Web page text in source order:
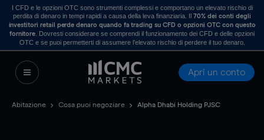
I CFD e le opzioni OTC sono strumenti complessi e comportano un elevato rischio di
perdita di denaro in tempi rapidi a causa della leva finanziaria. Il70% dei conti degli
investitori retail perde denaro quando fa trading su CFD o opzioni OTC con questo
fornitore . Dovresti considerare se comprendi il funzionamento dei CFD e delle opzioni
OTC e se puoi permetterti di assumere l’elevato rischio di perdere il tuo denaro.
Apri un conto
Abitazione Cosa puoi negoziare Alpha Dhabi Holding PJSC